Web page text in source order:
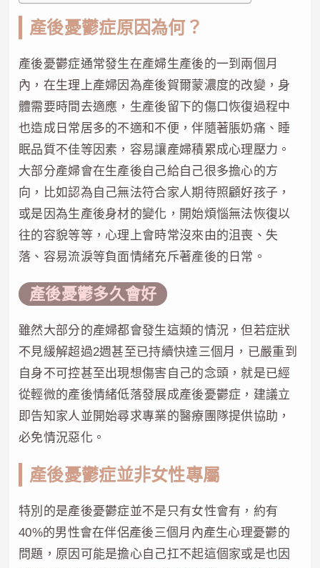
產後憂鬱症原因為何？
產後憂鬱症通常發生在產婦生產後的一到兩個月
內，在生理上產婦因為產後賀爾蒙濃度的改變，身
體需要時間去適應，生產後留下的傷口恢復過程中
也造成日常居多的不適和不便，伴隨著脹奶痛、睡
眠品質不佳等因素，容易讓產婦積累成心理壓力。
大部分產婦會在生產後自己給自己很多擔心的方
向，比如認為自己無法符合家人期待照顧好孩子，
或是因為生產後身材的變化，開始煩惱無法恢復以
往的容貌等等，心理上會時常沒來由的沮喪、失
落、容易流淚等負面情緒充斥著產後的日常。
產後憂鬱多久會好
雖然大部分的產婦都會發生這類的情況，但若症狀
不見緩解超過2週甚至已持續快達三個月，已嚴重到
自身不可控甚至出現想傷害自己的念頭，就是已經
從輕微的產後情緒低落發展成產後憂鬱症，建議立
即告知家人並開始尋求專業的醫療團隊提供協助，
必免情況惡化。
產後憂鬱症並非女性專屬
特別的是產後憂鬱症並不是只有女性會有，約有
40%的男性會在伴侶產後三個月內產生心理憂鬱的
問題，原因可能是擔心自己扛不起這個家或是也因